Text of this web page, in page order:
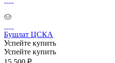
Бушлат ЦСКА
Успейте купить
Успейте купить